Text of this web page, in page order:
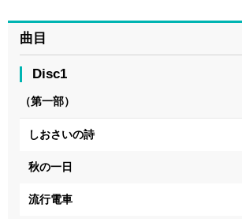
曲目
Disc1
（第一部）
しおさいの詩
秋の一日
流行電車